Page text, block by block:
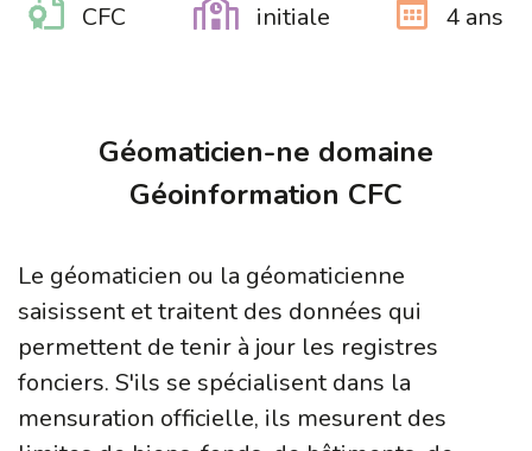
CFC initiale 4 ans
Géomaticien-ne domaine
Géoinformation CFC
Le géomaticien ou la géomaticienne
saisissent et traitent des données qui
permettent de tenir à jour les registres
fonciers. S'ils se spécialisent dans la
mensuration officielle, ils mesurent des